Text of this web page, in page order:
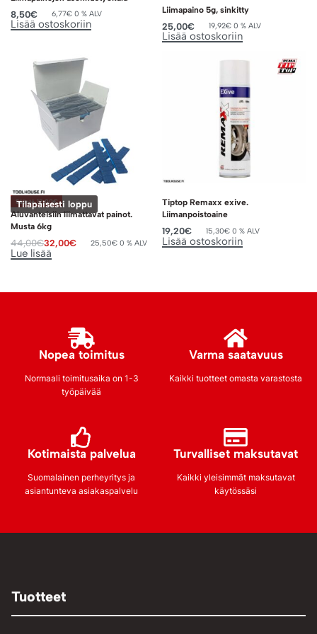
8,50€ 6,77€ 0 % ALV
Lisää ostoskoriin
Liimapaino 5g, sinkitty
25,00€ 19,92€ 0 % ALV
Lisää ostoskoriin
Säästä 12,00€
Tilapäisesti loppu
Aluvanteisiin liimattavat painot.
Musta 6kg
44,00€32,00€ 25,50€ 0 % ALV
Lue lisää
Tiptop Remaxx exive.
Liimanpoistoaine
19,20€ 15,30€ 0 % ALV
Lisää ostoskoriin
Nopea toimitus
Normaali toimitusaika on 1-3
työpäivää
Varma saatavuus
Kaikki tuotteet omasta varastosta
Kotimaista palvelua
Suomalainen perheyritys ja
asiantunteva asiakaspalvelu
Turvalliset maksutavat
Kaikki yleisimmät maksutavat
käytössäsi
Tuotteet